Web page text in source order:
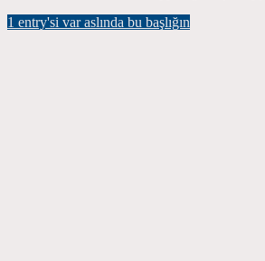
1 entry'si var aslında bu başlığın